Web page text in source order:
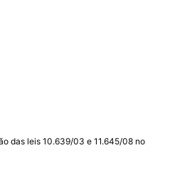
das leis 10.639/03 e 11.645/08 no